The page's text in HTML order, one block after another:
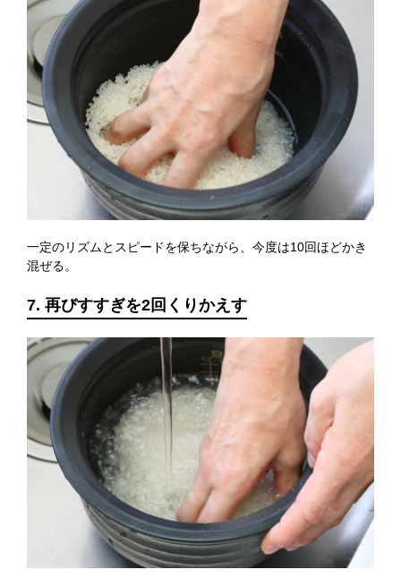
一定のリズムとスピードを保ちながら、今度は10回ほどかき
混ぜる。
7. 再びすすぎを2回くりかえす